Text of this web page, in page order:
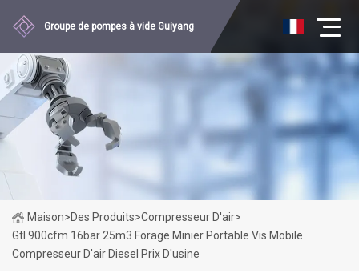
Groupe de pompes à vide Guiyang
Maison>Des Produits>Compresseur D'air>
Gtl 900cfm 16bar 25m3 Forage Minier Portable Vis Mobile
Compresseur D'air Diesel Prix D'usine